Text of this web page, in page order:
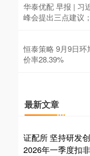
华泰优配 早报 | 习
峰会提出三点建议
恒泰策略 9月9日环
价率28.39%
最新文章
证配所 坚持研发
2026年一季度扣